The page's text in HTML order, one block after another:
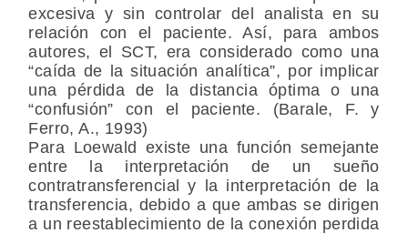
excesiva y sin controlar del analista en su
relación con el paciente. Así, para ambos
autores, el SCT, era considerado como una
“caída de la situación analítica”, por implicar
una pérdida de la distancia óptima o una
“confusión” con el paciente. (Barale, F. y
Ferro, A., 1993)
Para Loewald existe una función semejante
entre la interpretación de un sueño
contratransferencial y la interpretación de la
transferencia, debido a que ambas se dirigen
a un reestablecimiento de la conexión perdida